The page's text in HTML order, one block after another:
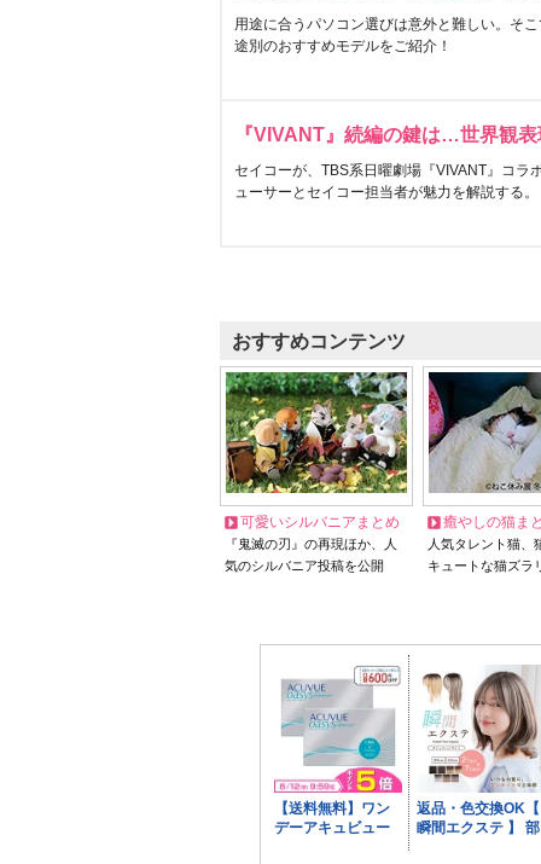
用途に合うパソコン選びは意外と難しい。そ
途別のおすすめモデルをご紹介！
『VIVANT』続編の鍵は…世界観
セイコーが、TBS系日曜劇場『VIVANT』コラ
ューサーとセイコー担当者が魅力を解説する。
おすすめコンテンツ
可愛いシルバニアまとめ
『鬼滅の刃』の再現ほか、人
気のシルバニア投稿を公開
癒やしの猫ま
人気タレント猫
キュートな猫ズラ